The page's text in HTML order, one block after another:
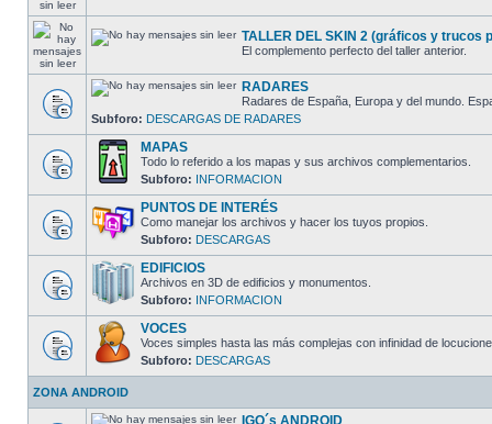
TALLER DEL SKIN 2 (gráficos y trucos
El complemento perfecto del taller anterior.
RADARES
Radares de España, Europa y del mundo.
Subforo: DESCARGAS DE RADARES
MAPAS
Todo lo referido a los mapas y sus archivos complementarios.
Subforo: INFORMACION
PUNTOS DE INTERÉS
Como manejar los archivos y hacer los tuyos propios.
Subforo: DESCARGAS
EDIFICIOS
Archivos en 3D de edificios y monumentos.
Subforo: INFORMACION
VOCES
Voces simples hasta las más complejas con infinidad de
Subforo: DESCARGAS
ZONA ANDROID
IGO´s ANDROID